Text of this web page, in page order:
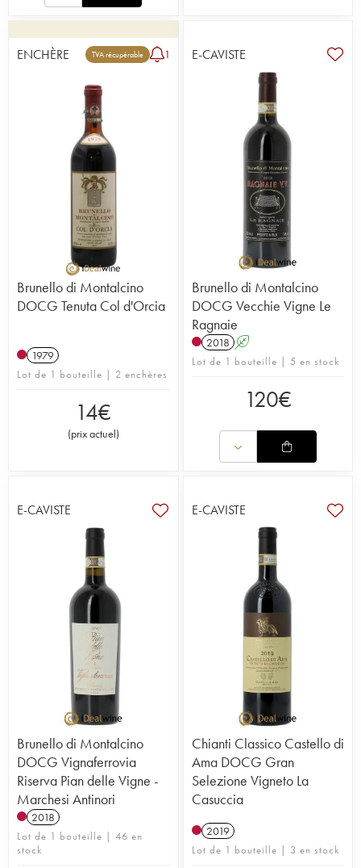
ENCHÈRE TVA récupérable 1
Brunello di Montalcino
DOCG Tenuta Col d'Orcia
1979
Lot de 1 bouteille | 2 enchères
14€
(prix actuel)
E-CAVISTE
Brunello di Montalcino
DOCG Vecchie Vigne Le
Ragnaie
2018 A
Lot de 1 bouteille | 5 en stock
120€
E-CAVISTE
Brunello di Montalcino
DOCG Vignaferrovia
Riserva Pian delle Vigne -
Marchesi Antinori
2018
Lot de 1 bouteille | 46 en
stock
E-CAVISTE
Chianti Classico Castello di
Ama DOCG Gran
Selezione Vigneto La
Casuccia
2019
Lot de 1 bouteille | 3 en stock